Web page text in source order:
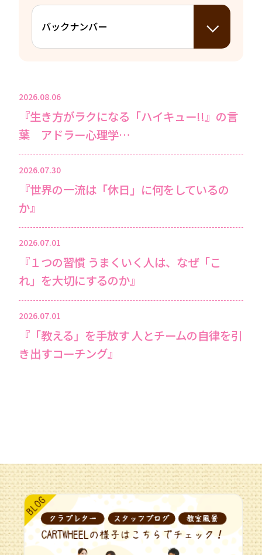
2026.08.06
『生き方がラクになる「ハイキュー!!』の言
葉 アドラー心理学…
2026.07.30
『世界の一流は「休日」に何をしているの
か』
2026.07.01
『１つの習慣 うまくいく人は、なぜ「こ
れ」を大切にするのか』
2026.07.01
『「教える」を手放す 人とチームの自律を引
き出すコーチング』